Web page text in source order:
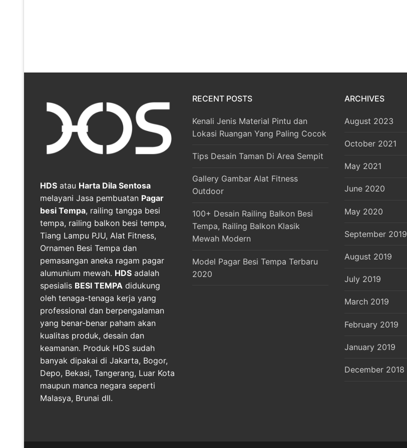
HDS atau Harta Dila Sentosa
melayani Jasa pembuatan Pagar
besi Tempa, railing tangga besi
tempa, railing balkon besi tempa,
Tiang Lampu PJU, Alat Fitness,
Ornamen Besi Tempa dan
pemasangan aneka ragam pagar
alumunium mewah. HDS adalah
spesialis BESI TEMPA didukung
oleh tenaga-tenaga kerja yang
professional dan berpengalaman
yang benar-benar paham akan
kualitas produk, desain dan
keamanan. Produk HDS sudah
banyak dipakai di Jakarta, Bogor,
Depo, Bekasi, Tangerang, Luar Kota
maupun manca negara seperti
Malasya, Brunai dll.
RECENT POSTS
Kenali Jenis Material Pintu dan
Lokasi Ruangan Yang Paling Cocok
Tips Desain Taman Di Area Sempit
Gallery Gambar Alat Fitness
Outdoor
100+ Desain Railing Balkon Besi
Tempa, Railing Balkon Klasik
Mewah Modern
Model Pagar Besi Tempa Terbaru
2020
ARCHIVES
August 2023
October 2021
May 2021
June 2020
May 2020
September 2019
August 2019
July 2019
March 2019
February 2019
January 2019
December 2018